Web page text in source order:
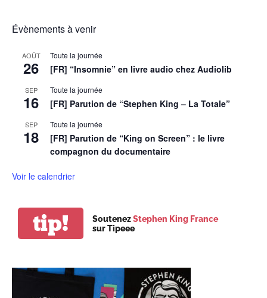
Évènements à venir
AOÛT
26
Toute la journée
[FR] “Insomnie” en livre audio chez Audiolib
SEP
16
Toute la journée
[FR] Parution de “Stephen King – La Totale”
SEP
18
Toute la journée
[FR] Parution de “King on Screen” : le livre
compagnon du documentaire
Voir le calendrier
tip! SoutenezStephen King France
sur Tipeee